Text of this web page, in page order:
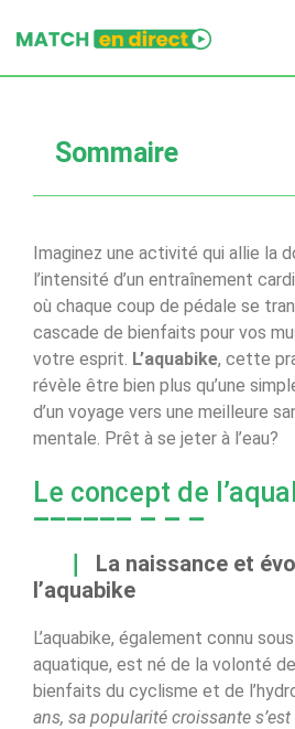
Sommaire
Imaginez une activité qui allie la
l’intensité d’un entraînement
où chaque coup de pédale se
cascade de bienfaits pour vos
votre esprit. L’aquabike, cette
révèle être bien plus qu’une
d’un voyage vers une meilleure
mentale. Prêt à se jeter à l’eau?
Le concept de
La naissance et
l’aquabike
L’aquabike, également connu
aquatique, est né de la volonté
bienfaits du cyclisme et de
ans, sa popularité croissante